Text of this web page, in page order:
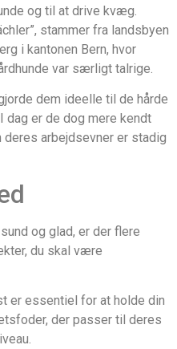
og til at drive kvæg.
stammer fra landsbyen
i kantonen Bern, hvor
var særligt talrige.
dem ideelle til de hårde
dag er de dog mere kendt
arbejdsevner er stadig
og glad, er der flere
du skal være
er essentiel for at holde din
der passer til deres